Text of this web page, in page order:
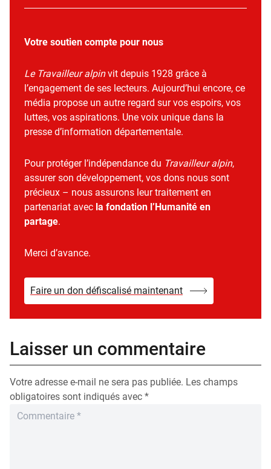
Votre soutien compte pour nous
Le Travailleur alpinvit depuis 1928 grâce à
l’engagement de ses lecteurs. Aujourd’hui encore, ce
média propose un autre regard sur vos espoirs, vos
luttes, vos aspirations. Une voix unique dans la
presse d’information départementale.
Pour protéger l’indépendance du Travailleur alpin,
assurer son développement, vos dons nous sont
précieux – nous assurons leur traitement en
partenariat avec la fondation l’Humanité en
partage.
Merci d’avance.
Faire un don défiscalisé maintenant
Laisser un commentaire
Votre adresse e-mail ne sera pas publiée. Les champs
obligatoires sont indiqués avec *